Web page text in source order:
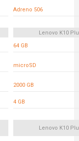
Adreno 506
Lenovo K10
64 GB
microSD
2000 GB
4 GB
Lenovo K10